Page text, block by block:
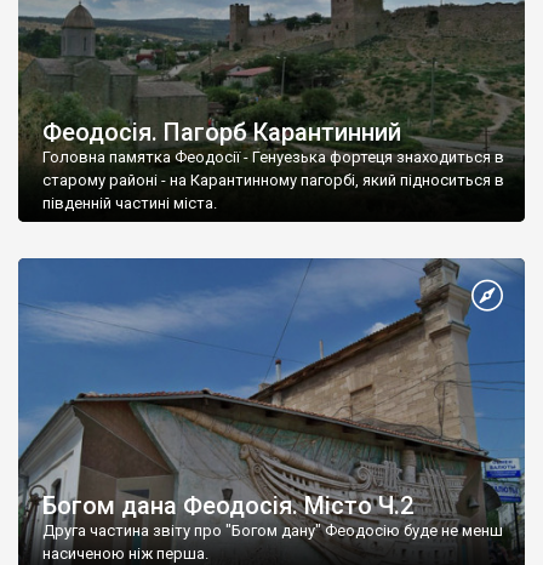
Феодосія. Пагорб Карантинний
Головна памятка Феодосії - Генуезька фортеця знаходиться в
старому районі - на Карантинному пагорбі, який підноситься в
південній частині міста.
Богом дана Феодосія. Місто Ч.2
Друга частина звіту про "Богом дану" Феодосію буде не менш
насиченою ніж перша.